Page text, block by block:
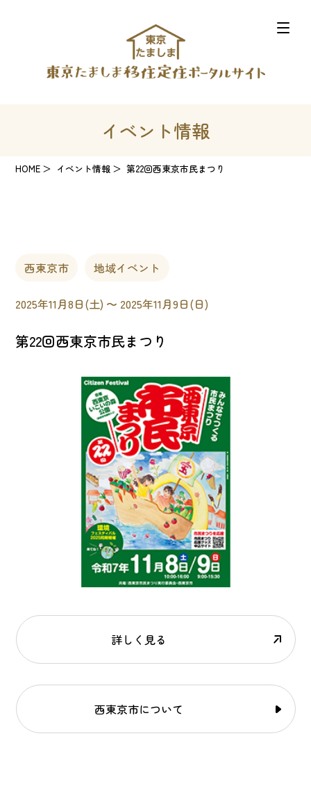
イベント情報
HOME イベント情報 第22回西東京市民まつり
西東京市 地域イベント
2025年11月8日(土) 〜 2025年11月9日(日)
第22回西東京市民まつり
詳しく見る
西東京市について